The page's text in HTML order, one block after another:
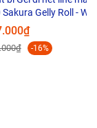
Sakura Gelly Roll -
-16%